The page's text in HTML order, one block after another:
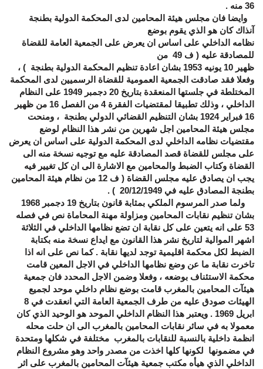
36 منه .
وايضا فان مجلس هيئة المحامين لدى المحكمة الدولية بطنجة
آنذاك كان هو الذي يقوم بوضع
نظامه الداخلي على اساس ان يعرض على الجمعية العامة للقضاة
للمصادقة عليه ( ف 49 من
ظهير 10 يونيه 1953 بشان اعادة تنظيم المحكمة الدولية بطنجة ) ،
وفعلا فقد صادقت الجمعية العمومية للقضاة الرسميين لدى المحكمة
المختلطة في جلستها المنعقدة بتاريخ 20 دجمبر 1949 على النظام
الداخلي ، وذلك تطبيقا لمقتضيات الفقرة 4 من الفصل 16 من ظهير
16 فبراير 1924 بشان التنظيم القضائي الدولي بطنجة ، ومنحت
مجلس هيئة المحامين اجل شهرين من نشر هذا النظام لوضع
مقتضيات نظامه الداخلي لدى المحكمة الدولية على اساس ان يعرض
على مجلس للقضاة قصد المصادقة عليه مع توجيه نسخة منه الى
القضاة وكتاب الضبط والمحامين مع الاشارة الى ان كل تغيير فيه
يجب ان يصادق عليه مجلس القضاة ( ف 12 من نظام هيئة المحامين
بطنجة المصادق عليه في 20/12/1949 ) .
ولما صدر المرسوم الملكي بمثابة قانون بتاريخ 19 دجمبر 1968
بشان تنظيم نقابات المحامين ومزاولة مهنة المحاماة نص في فصله
53 على انه يتعين على كل نقابة ان تضع نظامها الداخلي في الثلاثة
اشهر الموالية لتاريخ نشر هذا القانون مع ايداع نسخة منه بكتابة
الضبط لكل محكمة اقليمية توجد لديها نقابة . كما نص على انه اذا
تاخرت نقابة ما عن وضع نظامها الداخلي في الاجل المعين قامت
محكمة الاستئناف بوضعه ، وفعلا وضمن الاجل المحدد فان جمعية
هيئآت المحامين بالمغرب قامت بوضع نظام داخلي موحد لجميع
الهيئات صودق عليه من طرف الجمعية العامة التي انعقدت في 8
ابريل 1969 . ويعتبر هذا النظام الداخلي الموحد هو الوحيد الذي كان
معمولا به في سائر نقابات المحامين بالمغرب الى ان حلت محله
انظمة داخلية بالنسبة للنقابات بالمغرب مختلفة في شكلها ومتحدة
في مضمونها لكونها كلها اخذت من مصدر واحد وهو مشروع النظام
الداخلي الذي هيأه مكتب جمعية هيئآت المحامين بالمغرب على اثر